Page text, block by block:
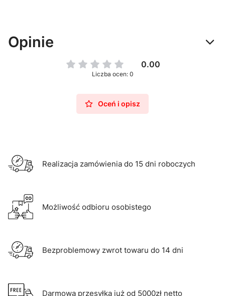
Opinie
0.00
Liczba ocen: 0
Oceń i opisz
Realizacja zamówienia do 15 dni roboczych
Możliwość odbioru osobistego
Bezproblemowy zwrot towaru do 14 dni
Darmowa przesyłka już od 5000zł netto